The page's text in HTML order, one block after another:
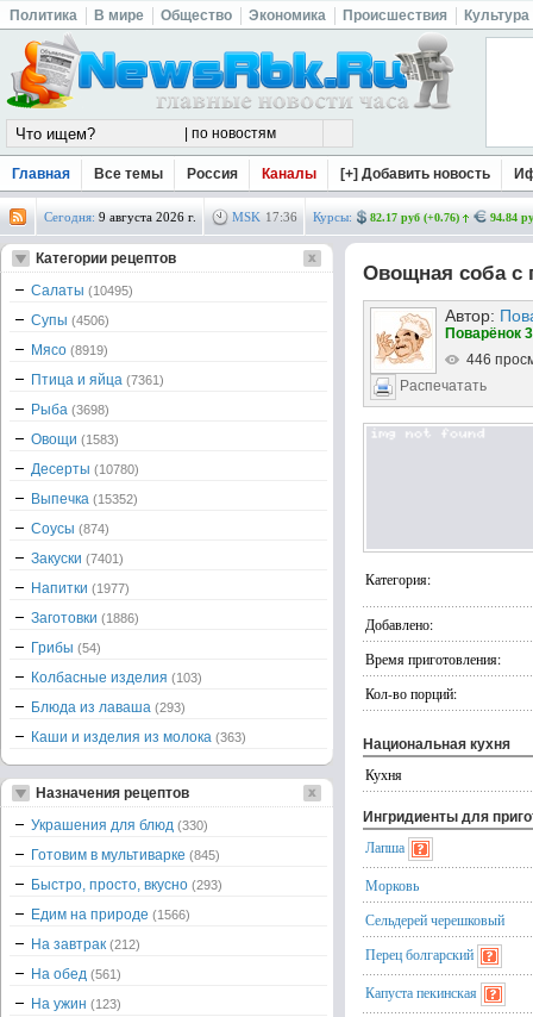
Политика В мире Общество Экономика Происшествия Культура
Главная Все темы Россия Каналы [+] Добавить новость
Сегодня: 9 августа 2026 г. MSK 17:36 Курсы: 82.17 руб (+0.76) 94.84
Овощная соба с
Автор:
Поварёнок
446
Распечатать
Категория:
Добавлено:
Время приготовления:
Кол-во порций:
Национальная кухня
Кухня
Ингридиенты для
Лапша
Морковь
Сельдерей черешковый
Перец болгарский
Капуста пекинская
Категории рецептов
Салаты (10495)
Супы (4506)
Мясо (8919)
Птица и яйца (7361)
Рыба (3698)
Овощи (1583)
Десерты (10780)
Выпечка (15352)
Соусы (874)
Закуски (7401)
Напитки (1977)
Заготовки (1886)
Грибы (54)
Колбасные изделия (103)
Блюда из лаваша (293)
Каши и изделия из молока (363)
Назначения рецептов
Украшения для блюд (330)
Готовим в мультиварке (845)
Быстро, просто, вкусно (293)
Едим на природе (1566)
На завтрак (212)
На обед (561)
На ужин (123)